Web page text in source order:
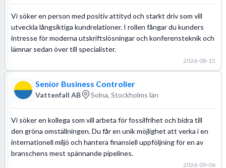
Vi söker en person med positiv attityd och starkt driv som vill
utveckla långsiktiga kundrelationer. I rollen fångar du kunders
intresse för moderna utskriftslösningar och konferensteknik och
lämnar sedan över till specialister.
2026-08-15
Senior Business Controller
Vattenfall AB Solna, Stockholms län
Vi söker en kollega som vill arbeta för fossilfrihet och bidra till
den gröna omställningen. Du får en unik möjlighet att verka i en
internationell miljö och hantera finansiell uppföljning för en av
branschens mest spännande pipelines.
2026-09-06